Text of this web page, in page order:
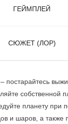
ГЕЙМПЛЕЙ
СЮЖЕТ (ЛОР)
постарайтесь
собственной
планету при
и шаров, а также